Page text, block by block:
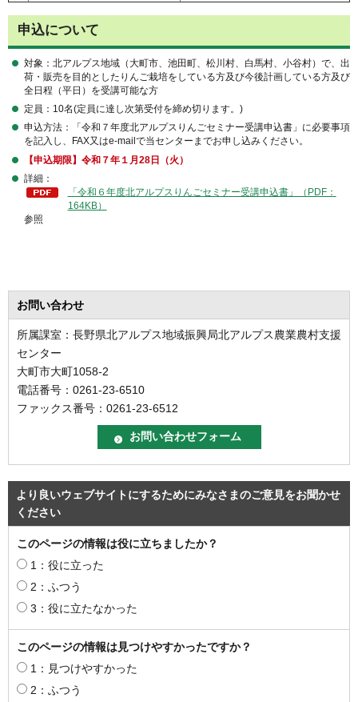
申込について
対象：北アルプス地域（大町市、池田町、松川村、白馬村、小谷村）で、出
荷・販売を目的としたりんご栽培をしている方及び今後計画している方及び
全日程（平日）を受講可能な方
定員：10名(定員に達し次第受付を締め切ります。)
申込方法：「令和７年度北アルプスりんごセミナー受講申込書」に必要事項
を記入し、FAX又はe-mailで当センターまでお申し込みください。
【申込期限】令和７年１月28日（火）
詳細：
「令和６年度北アルプスりんごセミナー受講申込書」（PDF：
164KB）
参照
お問い合わせ
所属課室：長野県北アルプス地域振興局北アルプス農業農村支援
センター
大町市大町1058-2
電話番号：0261-23-6510
ファックス番号：0261-23-6512
より良いウェブサイトにするためにみなさまのご意見をお聞かせ
ください
このページの情報は役に立ちましたか？
1：役に立った
2：ふつう
3：役に立たなかった
このページの情報は見つけやすかったですか？
1：見つけやすかった
2：ふつう